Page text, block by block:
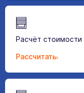
Расчёт стоимости
Рассчитать